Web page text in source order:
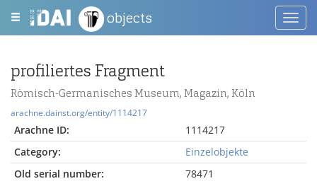
objects
profiliertes Fragment
Römisch-Germanisches Museum, Magazin, Köln
arachne.dainst.org/entity/1114217
Arachne ID:
1114217
Category:
Einzelobjekte
Old serial number:
78471